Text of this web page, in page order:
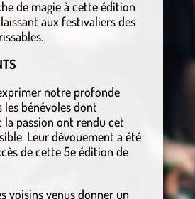
de magie à cette édition
aux festivaliers des
notre profonde
bénévoles dont
la passion ont rendu cet
Leur dévouement a été
de cette 5e édition de
voisins venus donner un